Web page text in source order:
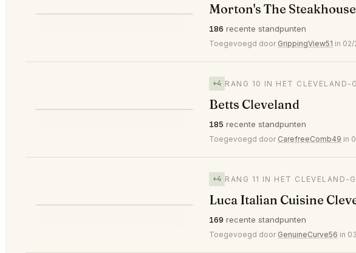
Morton's The
186 recente standpunten
Toegevoegd door GrippingView51 in
+4 RANG 10 IN HET CLEVELAND-
Betts Cleveland
185 recente standpunten
Toegevoegd door CarefreeComb49 in
+4 RANG 11 IN HET CLEVELAND-
Luca Italian Cuisine
169 recente standpunten
Toegevoegd door GenuineCurve56 in